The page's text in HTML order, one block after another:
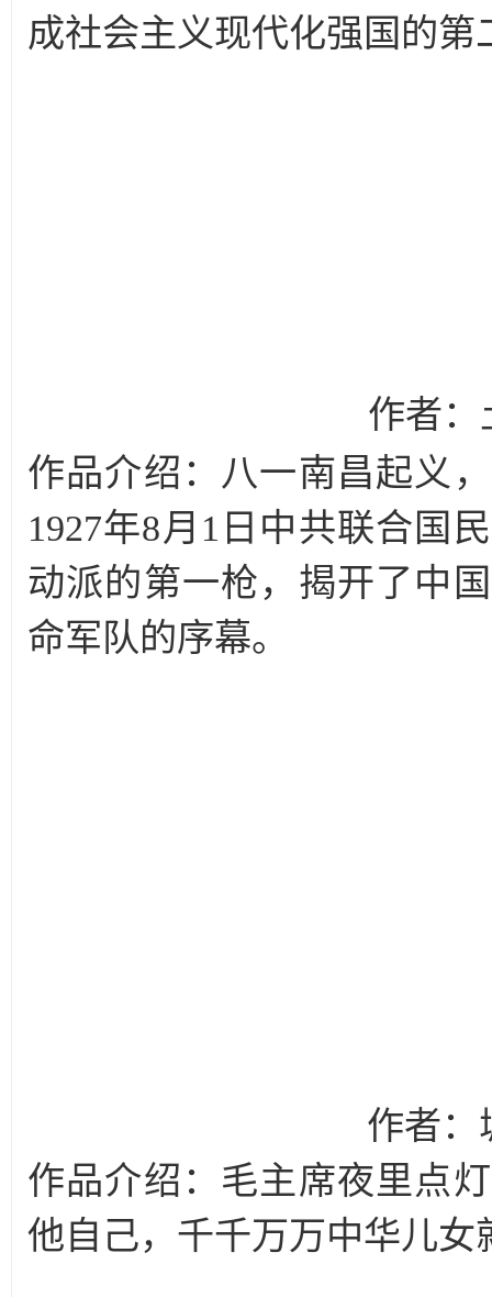
成社会主义现代化强国的
作者：
作品介绍：八一南昌起义
1927年8月1日中共联合国
动派的第一枪，揭开了中
命军队的序幕。
作者：
作品介绍：毛主席夜里点
他自己，千千万万中华儿